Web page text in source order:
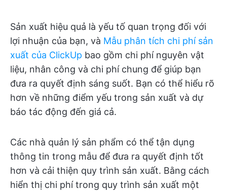
Sản xuất hiệu quả là yếu tố quan trọng đối với
lợi nhuận của bạn, và Mẫu phân tích chi phí sản
xuất của ClickUp bao gồm chi phí nguyên vật
liệu, nhân công và chi phí chung để giúp bạn
đưa ra quyết định sáng suốt. Bạn có thể hiểu rõ
hơn về những điểm yếu trong sản xuất và dự
báo tác động đến giá cả.
Các nhà quản lý sản phẩm có thể tận dụng
thông tin trong mẫu để đưa ra quyết định tốt
hơn và cải thiện quy trình sản xuất. Bằng cách
hiển thị chi phí trong quy trình sản xuất một